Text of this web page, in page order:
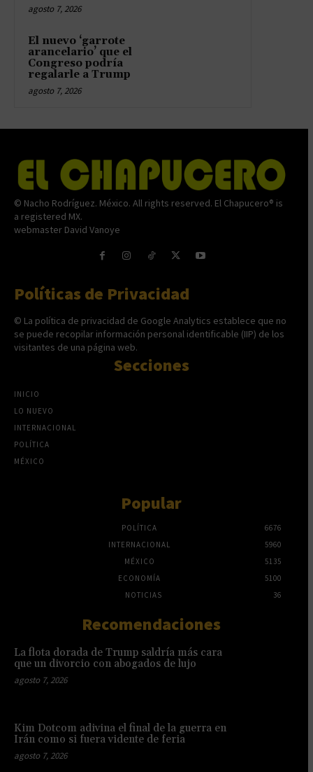
agosto 7, 2026
El nuevo ‘garrote
arancelario’ que el
Congreso podría
regalarle a Trump
agosto 7, 2026
© Nacho Rodríguez. México. All rights reserved. El Chapucero® is
a registered MX.
webmaster David Vanoye
Políticas de Privacidad
© La política de privacidad de Google Analytics establece que no
se puede recopilar información personal identificable (IIP) de los
visitantes de una página web.
Secciones
INICIO
LO NUEVO
INTERNACIONAL
POLÍTICA
MÉXICO
Popular
POLÍTICA
6676
INTERNACIONAL
5960
MÉXICO
5135
ECONOMÍA
5100
NOTICIAS
36
Recomendaciones
La flota dorada de Trump saldría más cara
que un divorcio con abogados de lujo
agosto 7, 2026
Kim Dotcom adivina el final de la guerra en
Irán como si fuera vidente de feria
agosto 7, 2026